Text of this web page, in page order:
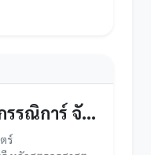
นางสาวกรรณิการ์ จันทร์เรือง
ร์